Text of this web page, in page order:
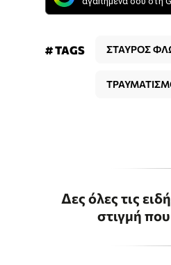
# TAGS ΣΤΑΥΡΟΣ
Δες όλες τις
στιγμή